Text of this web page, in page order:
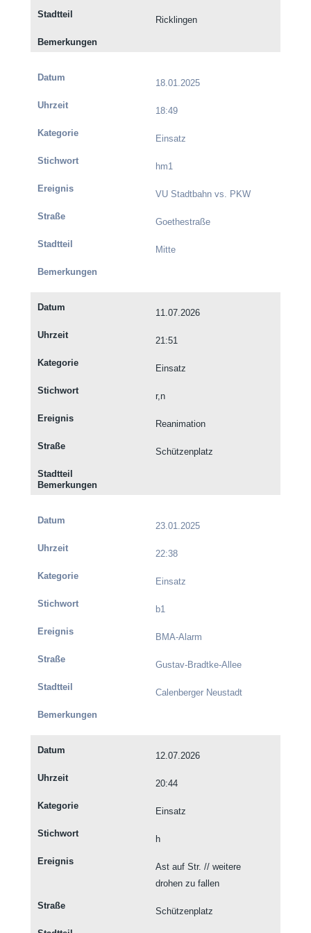
Ricklingen
18.01.2025
18:49
Einsatz
hm1
VU Stadtbahn vs. PKW
Goethestraße
Mitte
11.07.2026
21:51
Einsatz
r,n
Reanimation
Schützenplatz
23.01.2025
22:38
Einsatz
b1
BMA-Alarm
Gustav-Bradtke-Allee
Calenberger Neustadt
12.07.2026
20:44
Einsatz
h
Ast auf Str. // weitere
drohen zu fallen
Schützenplatz